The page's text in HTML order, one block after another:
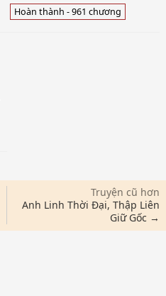
Thiên Môn trấn,
chỉ có chính mình
Hoàn thành - 961 chương
Truyện cũ hơn
Anh Linh Thời Đại, Thập Liên
Giữ Gốc →